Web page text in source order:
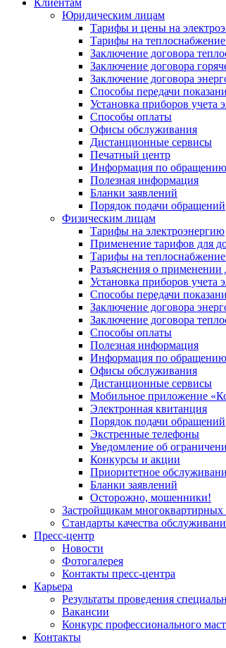
Клиентам
Юридическим лицам
Тарифы и цены на
Тарифы на
Заключение договора
Заключение договора
Заключение договора
Способы передачи
Установка приборов учета
Способы оплаты
Офисы обслуживания
Дистанционные сервисы
Печатный центр
Информация по
Полезная информация
Бланки заявлений
Порядок подачи обращений
Физическим лицам
Тарифы на электроэнергию
Применение тарифов для
Тарифы на
Разъяснения о
Установка приборов учета
Способы передачи
Заключение договора
Заключение договора
Способы оплаты
Полезная информация
Информация по
Офисы обслуживания
Дистанционные сервисы
Мобильное приложение
Электронная квитанция
Порядок подачи обращений
Экстренные телефоны
Уведомление об
Конкурсы и акции
Приоритетное
Бланки заявлений
Осторожно, мошенники!
Застройщикам
Стандарты качества
Пресс-центр
Новости
Фотогалерея
Контакты пресс-центра
Карьера
Результаты проведения
Вакансии
Конкурс профессионального
Контакты